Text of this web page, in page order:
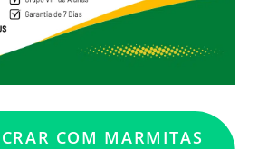
COM MARMITAS